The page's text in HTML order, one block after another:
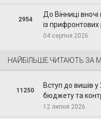
2954
До Вінниці
із прифронтових
04 серпня 2026
НАЙБІЛЬШЕ ЧИТАЮТЬ ЗА
11250
Вступ до вишів у
бюджету та
12 липня 2026